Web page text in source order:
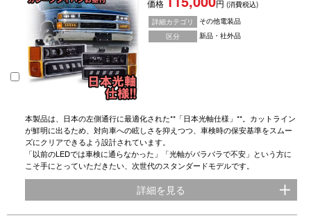
価格 円(消費税込)
詳細カテゴリ
その他電装品
区分
新品・社外品
本製品は、日本の左側通行に最適化された**「日本光軸仕様」**。カットライン
が鮮明に出るため、対向車への眩しさを抑えつつ、車検時の保安基準をスムー
ズにクリアできるよう設計されています。
「以前のLEDでは車検に通らなかった」「光軸がバラバラで不安」という方に
こそ手にとっていただきたい、次世代のスタンダードモデルです。
詳細を見る